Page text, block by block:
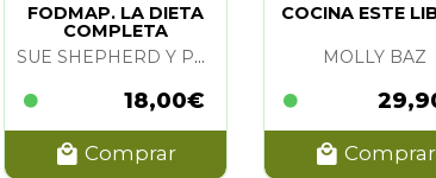
FODMAP. LA DIETA
COMPLETA
SUE SHEPHERD Y PETER GIBSON
18,00€
Comprar
COCINA ESTE
MOLLY BAZ
Comprar